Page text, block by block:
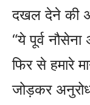
दखल देने की
“ये पूर्व
फिर से हमारे
जोड़कर